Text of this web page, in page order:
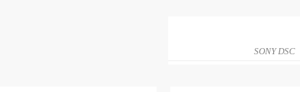
SONY DSC